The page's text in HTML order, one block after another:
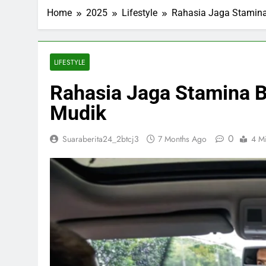
3 Months Ago
Inggris dan
Trump
Home 2025 Lifestyle Rahasia Jaga
LIFESTYLE
Rahasia Jaga Stamina
Mudik
Suaraberita24_2btcj3 7 Months Ago 0 4